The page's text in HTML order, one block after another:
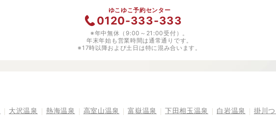
ゆこゆこ予約センター
0120-333-333
※年中無休（9:00～21:00受付）。
年末年始も営業時間は通常通りです。
※17時以降および土日は特に混み合います。
大沢温泉 熱海温泉 高室山温泉 富嶽温泉 下田相玉温泉 白岩温泉 掛川